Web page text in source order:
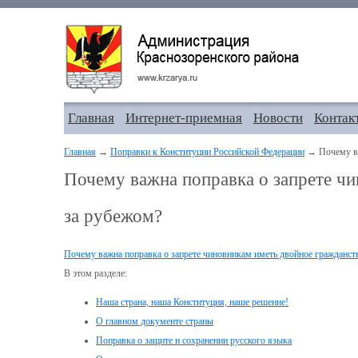
Главная Интернет-приемная Новости
Главная → Поправки к Конституции Российской Федерации → Почему
Почему важна поправка о запрете
за рубежом?
Почему важна поправка о запрете чиновникам иметь двойное
В этом разделе:
Наша страна, наша Конституция, наше решение!
О главном документе страны
Поправка о защите и сохранении русского языка